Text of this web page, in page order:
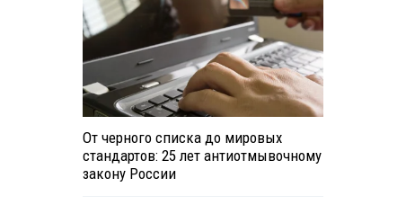
От черного списка до мировых
стандартов: 25 лет антиотмывочному
закону России